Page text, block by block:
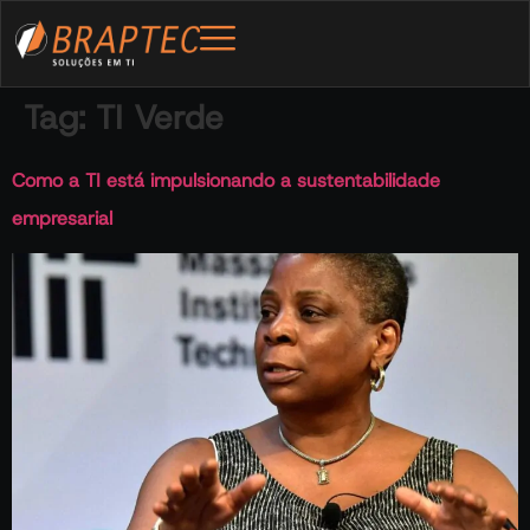
Tag: TI Verde
Como a TI está impulsionando a sustentabilidade
empresarial